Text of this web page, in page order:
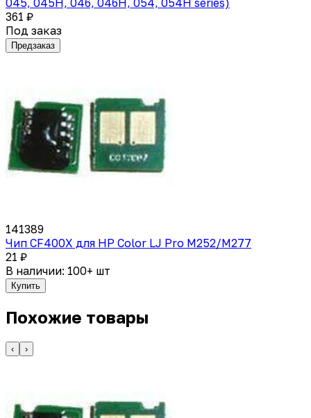
361 ₽
Под заказ
Предзаказ
141389
Чип CF400X для HP Color LJ Pro M252/M277
21 ₽
В наличии: 100+ шт
Купить
Похожие товары
‹ ›